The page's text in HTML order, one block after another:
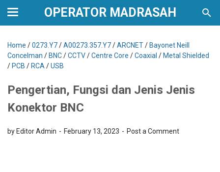
OPERATOR MADRASAH
Home /0273.Y7/A00273.357.Y7/ARCNET/ Bayonet Neill
Concelman / BNC/CCTV/Centre Core /Coaxial / Metal Shielded
/ PCB / RCA /USB
Pengertian, Fungsi dan Jenis Jenis
Konektor BNC
by Editor Admin February 13, 2023 Post a Comment